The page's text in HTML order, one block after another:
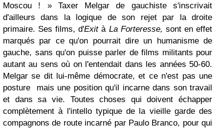
Moscou ! » Taxer Melgar de gauchiste s'inscrivait
d'ailleurs dans la logique de son rejet par la droite
primaire. Ses films, d'Exità La Forteresse, sont en effet
marqués par ce qu'on pourrait dire un humanisme de
gauche, sans qu'on puisse parler de films militants pour
autant au sens où on l'entendait dans les années 50-60.
Melgar se dit lui-même démocrate, et ce n'est pas une
posture mais une position qu'il incarne dans son travail
et dans sa vie. Toutes choses qui doivent échapper
complètement à l'intello typique de la vieille garde des
compagnons de route incarné par Paulo Branco, pour qui